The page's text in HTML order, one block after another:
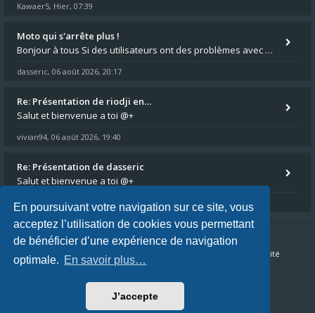
En poursuivant votre navigation sur ce site, vous
acceptez l’utilisation de cookies vous permettant
de bénéficier d’une expérience de navigation
optimale. En savoir plus…
J’accepte
Kawaer5, Hier, 07:39
Moto qui s'arrête plus !
Bonjour à tous Si des utilisateurs ont des problèmes avec leur moto qui démarre plus, la mienne ne coupe plus :?: - Je
dasseric, 06 août 2026, 20:17
Re: Présentation de riodji en…
Salut et bienvenue a toi @+
vivian94, 06 août 2026, 19:40
Re: Présentation de dasseric
Salut et bienvenue a toi @+
vivian94 ,06 août 2026, 19:40
Accueil du forum FAQ Confidentialité
Fuseau horaire sur